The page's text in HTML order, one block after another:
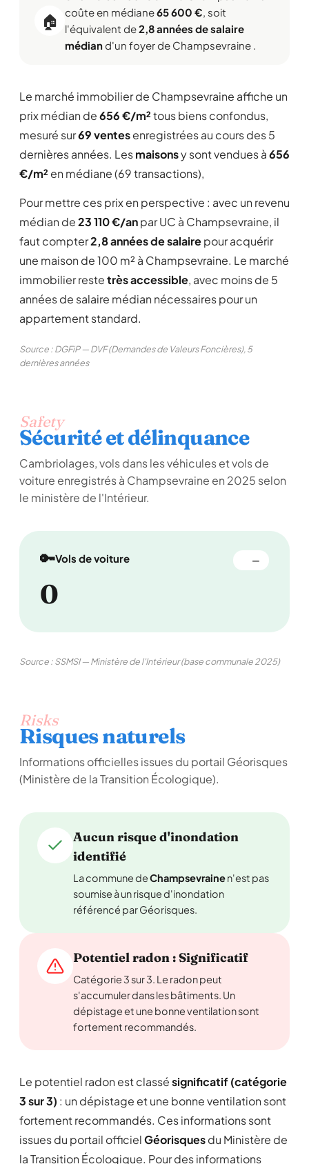
🏠
coûte en médiane65 600 €, soit
l'équivalent de2,8 années de salaire
médiand'un foyer de Champsevraine .
Le marché immobilier de Champsevraine affiche un
prix médian de656 €/m²tous biens confondus,
mesuré sur69 ventesenregistrées au cours des 5
dernières années. Lesmaisonsy sont vendues à656
€/m² en médiane (69 transactions),
Pour mettre ces prix en perspective : avec un revenu
médian de23 110 €/anpar UC à Champsevraine, il
faut compter2,8 années de salairepour acquérir
une maison de 100 m² à Champsevraine. Le marché
immobilier restetrès accessible, avec moins de 5
années de salaire médian nécessaires pour un
appartement standard.
Source : DGFiP — DVF (Demandes de Valeurs Foncières), 5
dernières années
Safety
Sécurité et délinquance
Cambriolages, vols dans les véhicules et vols de
voiture enregistrés à Champsevraine en 2025 selon
le ministère de l'Intérieur.
🔑Vols de voiture —
0
Source : SSMSI — Ministère de l'Intérieur (base communale 2025)
Risks
Risques naturels
Informations officielles issues du portail Géorisques
(Ministère de la Transition Écologique).
Aucun risque d'inondation
identifié
La commune deChampsevrainen'est pas
soumise à un risque d'inondation
référencé par Géorisques.
Potentiel radon : Significatif
Catégorie 3 sur 3. Le radon peut
s'accumuler dans les bâtiments. Un
dépistage et une bonne ventilation sont
fortement recommandés.
Le potentiel radon est classésignificatif (catégorie
3 sur 3) : un dépistage et une bonne ventilation sont
fortement recommandés. Ces informations sont
issues du portail officielGéorisquesdu Ministère de
la Transition Écologique. Pour des informations